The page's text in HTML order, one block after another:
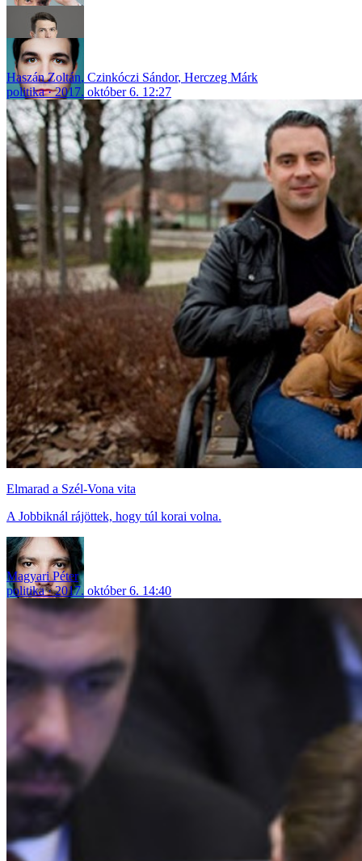
Haszán Zoltán, Czinkóczi Sándor, Herczeg Márk
politika
2017. október 6. 12:27
Elmarad a Szél-Vona vita
A Jobbiknál rájöttek, hogy túl korai volna.
Magyari Péter
politika
2017. október 6. 14:40